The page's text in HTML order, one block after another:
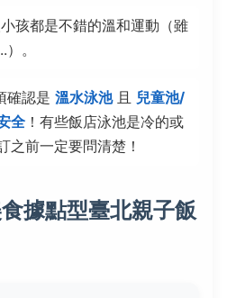
孩都是不錯的溫和運動（雖
。
確認是 溫水泳池且 兒童池/
全 ！有些飯店泳池是冷的或
之前一定要問清楚！
據點型臺北親子飯